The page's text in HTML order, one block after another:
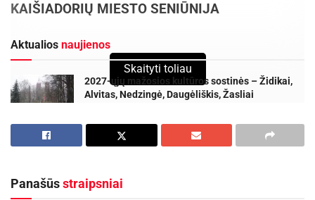
KAIŠIADORIŲ MIESTO SENIŪNIJA
Aktualios naujienos
2027-ųjų mažosios kultūros sostinės – Židikai,
Alvitas, Nedzingė, Daugėliškis, Žasliai
Kaišiadorys–Kybartai geležinkelio linijoje bus
Skaityti toliau
Panašūsstraipsniai